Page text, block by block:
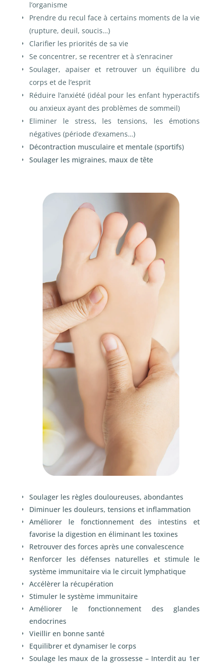
l’organisme
Prendre du recul face à certains moments de la vie
(rupture, deuil, soucis…)
Clarifier les priorités de sa vie
Se concentrer, se recentrer et à s’enraciner
Soulager, apaiser et retrouver un équilibre du
corps et de l’esprit
Réduire l’anxiété (idéal pour les enfant hyperactifs
ou anxieux ayant des problèmes de sommeil)
Eliminer le stress, les tensions, les émotions
négatives (période d’examens…)
Décontraction musculaire et mentale (sportifs)
Soulager les migraines, maux de tête
Soulager les règles douloureuses, abondantes
Diminuer les douleurs, tensions et inflammation
Améliorer le fonctionnement des intestins et
favorise la digestion en éliminant les toxines
Retrouver des forces après une convalescence
Renforcer les défenses naturelles et stimule le
système immunitaire via le circuit lymphatique
Accélèrer la récupération
Stimuler le système immunitaire
Améliorer le fonctionnement des glandes
endocrines
Vieillir en bonne santé
Equilibrer et dynamiser le corps
Soulage les maux de la grossesse – Interdit au 1er